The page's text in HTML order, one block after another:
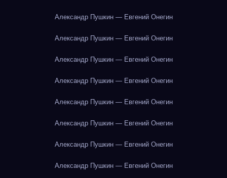
Александр Пушкин — Евгений Онегин
Александр Пушкин — Евгений Онегин
Александр Пушкин — Евгений Онегин
Александр Пушкин — Евгений Онегин
Александр Пушкин — Евгений Онегин
Александр Пушкин — Евгений Онегин
Александр Пушкин — Евгений Онегин
Александр Пушкин — Евгений Онегин